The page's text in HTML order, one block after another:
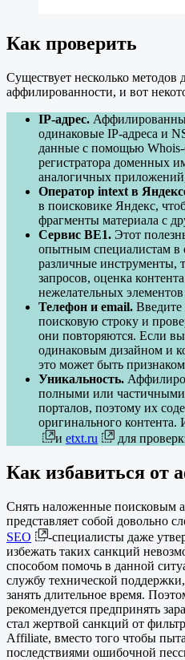
Как проверить
Существует несколько методов
аффилированности, и вот
IP-адрес.
одинаковые IP-адреса и
данные с помощью Whois-
регистратора доменных
аналогичных
Оператор intext в
в поисковике Яндекс,
фрагменты материала с
Сервис BE1. Этот
опытным специалистам в
различные инструменты,
запросов, оценка
нежелательных
Телефон и email.
поисковую строку и
они повторяются. Если
одинаковым дизайном и
это может быть
Уникальность.
полными или
порталов, поэтому их
оригинального контента.
и etxt.ru для
Как избавиться от
Снять наложенные поисковым
представляет собой довольно
SEO
-специалисты даже
избежать таких санкций
способом помочь в данной
службу технической
занять длительное время.
рекомендуется предпринять
стал жертвой санкций от
Affiliate, вместо того чтобы
последствиями ошибочной